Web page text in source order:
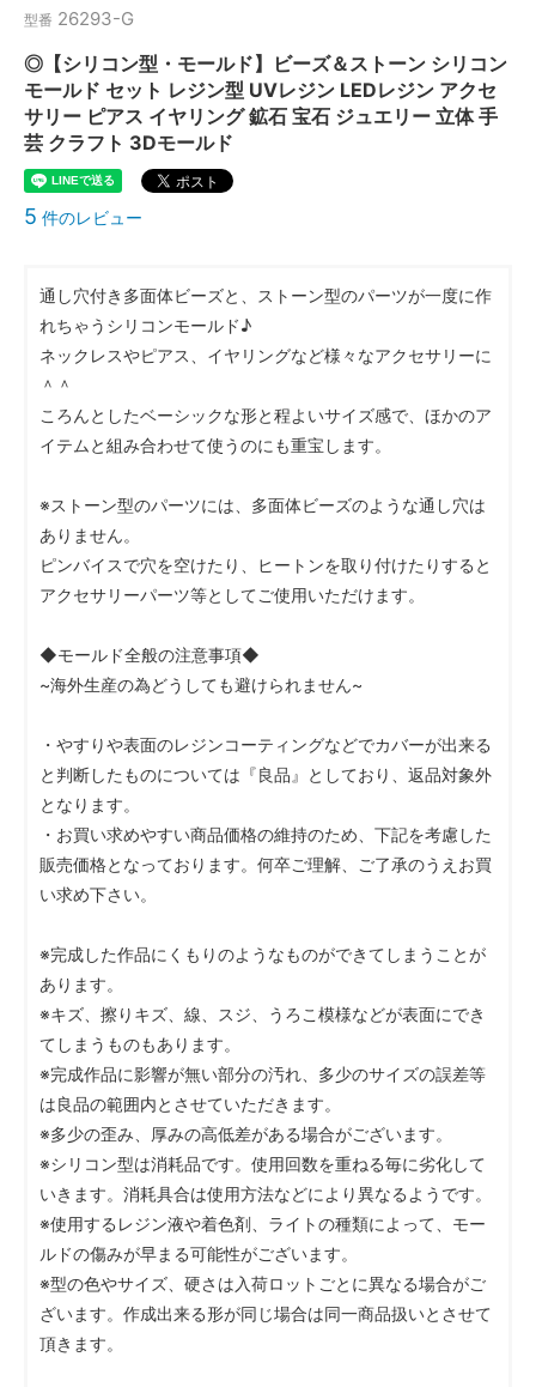
型番 26293-G
◎【シリコン型・モールド】ビーズ＆ストーン シリコン
モールド セット レジン型 UVレジン LEDレジン アクセ
サリー ピアス イヤリング 鉱石 宝石 ジュエリー 立体 手
芸 クラフト 3Dモールド
5 件のレビュー
通し穴付き多面体ビーズと、ストーン型のパーツが一度に作
れちゃうシリコンモールド♪
ネックレスやピアス、イヤリングなど様々なアクセサリーに
＾＾
ころんとしたベーシックな形と程よいサイズ感で、ほかのア
イテムと組み合わせて使うのにも重宝します。
※ストーン型のパーツには、多面体ビーズのような通し穴は
ありません。
ピンバイスで穴を空けたり、ヒートンを取り付けたりすると
アクセサリーパーツ等としてご使用いただけます。
◆モールド全般の注意事項◆
~海外生産の為どうしても避けられません~
・やすりや表面のレジンコーティングなどでカバーが出来る
と判断したものについては『良品』としており、返品対象外
となります。
・お買い求めやすい商品価格の維持のため、下記を考慮した
販売価格となっております。何卒ご理解、ご了承のうえお買
い求め下さい。
※完成した作品にくもりのようなものができてしまうことが
あります。
※キズ、擦りキズ、線、スジ、うろこ模様などが表面にでき
てしまうものもあります。
※完成作品に影響が無い部分の汚れ、多少のサイズの誤差等
は良品の範囲内とさせていただきます。
※多少の歪み、厚みの高低差がある場合がございます。
※シリコン型は消耗品です。使用回数を重ねる毎に劣化して
いきます。消耗具合は使用方法などにより異なるようです。
※使用するレジン液や着色剤、ライトの種類によって、モー
ルドの傷みが早まる可能性がございます。
※型の色やサイズ、硬さは入荷ロットごとに異なる場合がご
ざいます。作成出来る形が同じ場合は同一商品扱いとさせて
頂きます。